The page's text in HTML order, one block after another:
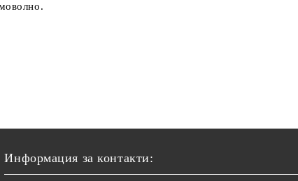
Информация за контакти: